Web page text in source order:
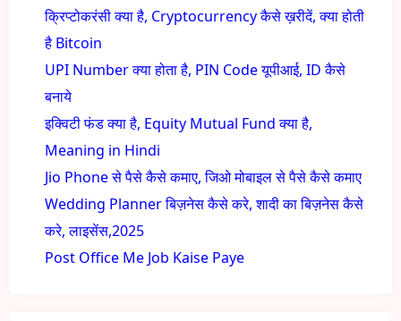
क्रिप्टोकरंसी क्या है, Cryptocurrency कैसे ख़रीदें, क्या होती
है Bitcoin
UPI Number क्या होता है, PIN Code यूपीआई, ID कैसे
बनाये
इक्विटी फंड क्या है, Equity Mutual Fund क्या है,
Meaning in Hindi
Jio Phone से पैसे कैसे कमाए, जिओ मोबाइल से पैसे कैसे कमाए
Wedding Planner बिज़नेस कैसे करे, शादी का बिज़नेस कैसे
करे, लाइसेंस,2025
Post Office Me Job Kaise Paye